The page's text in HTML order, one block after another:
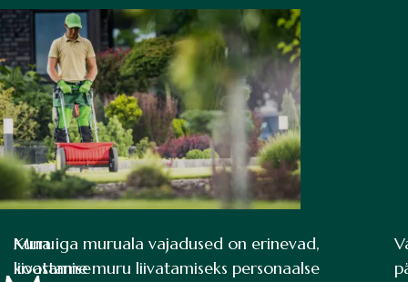
Muru
liivatamise
Kuna iga muruala vajadused on erinevad,
koostame muru liivatamiseks personaalse